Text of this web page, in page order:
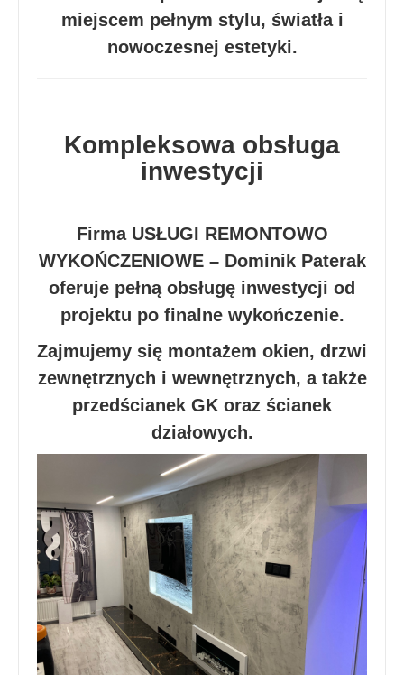
miejscem pełnym stylu, światła i
nowoczesnej estetyki.
Kompleksowa obsługa
inwestycji
Firma USŁUGI REMONTOWO
WYKOŃCZENIOWE – Dominik Paterak
oferuje pełną obsługę inwestycji od
projektu po finalne wykończenie.
Zajmujemy się montażem okien, drzwi
zewnętrznych i wewnętrznych, a także
przedścianek GK oraz ścianek
działowych.